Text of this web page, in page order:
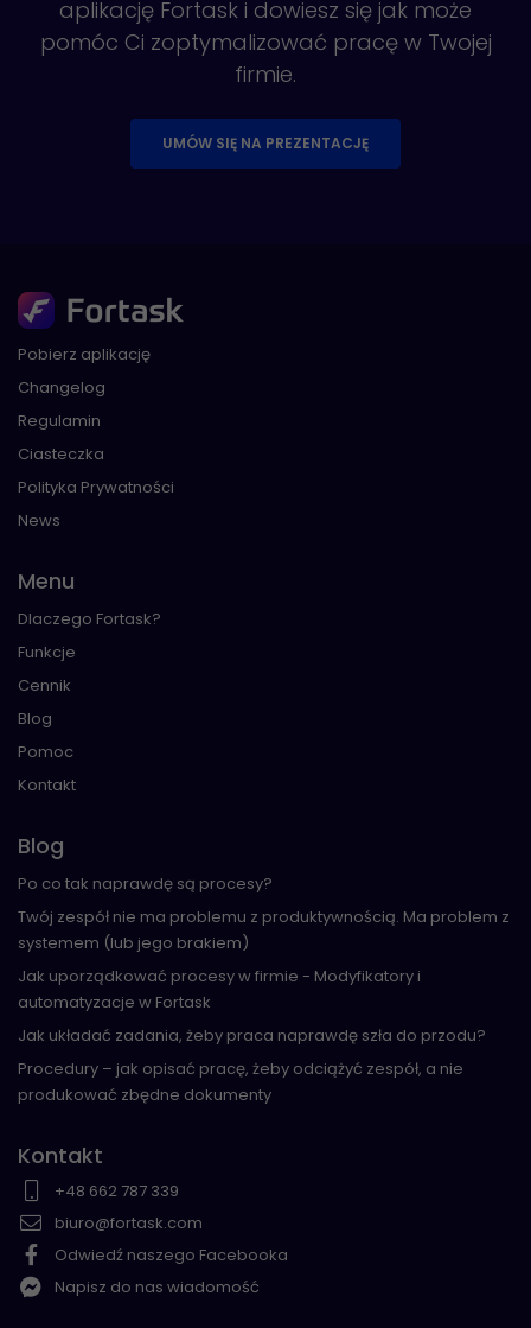
aplikację Fortask i dowiesz się jak może
pomóc Ci zoptymalizować pracę w Twojej
firmie.
UMÓW SIĘ NA PREZENTACJĘ
Pobierz aplikację
Changelog
Regulamin
Ciasteczka
Polityka Prywatności
News
Menu
Dlaczego Fortask?
Funkcje
Cennik
Blog
Pomoc
Kontakt
Blog
Po co tak naprawdę są procesy?
Twój zespół nie ma problemu z produktywnością. Ma problem z
systemem (lub jego brakiem)
Jak uporządkować procesy w firmie - Modyfikatory i
automatyzacje w Fortask
Jak układać zadania, żeby praca naprawdę szła do przodu?
Procedury – jak opisać pracę, żeby odciążyć zespół, a nie
produkować zbędne dokumenty
Kontakt
+48 662 787 339
biuro@fortask.com
Odwiedź naszego Facebooka
Napisz do nas wiadomość